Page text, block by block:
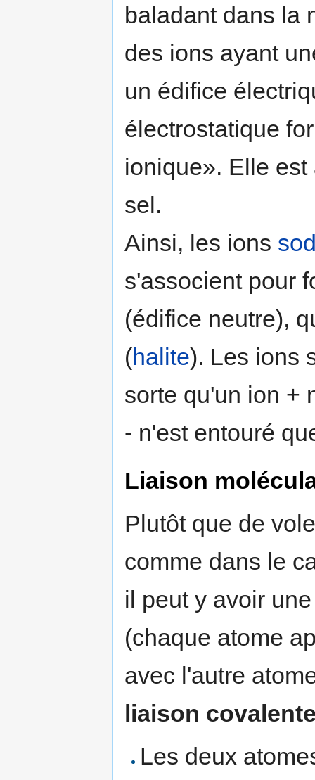
baladant dans la
des ions ayant
un édifice
électrostatique
ionique». Elle
sel.
Ainsi, les ions
s'associent pour
(édifice neutre),
(halite). Les ions
sorte qu'un ion +
- n'est entouré
Liaison
Plutôt que de
comme dans le
il peut y avoir
(chaque atome
avec l'autre
liaison
Les deux